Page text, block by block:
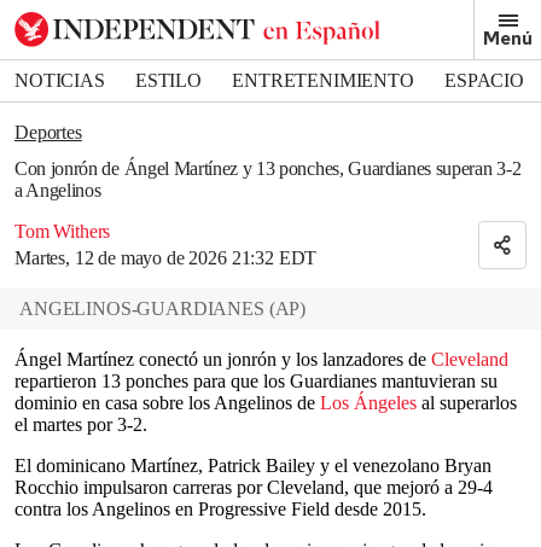
Menú
NOTICIAS ESTILO ENTRETENIMIENTO
ESPACIO
DEPORTES
Deportes
Con jonrón de Ángel Martínez y 13 ponches, Guardianes superan 3-2
a Angelinos
Tom Withers
Martes, 12 de mayo de 2026 21:32 EDT
Bookmark popover
Removed from bookmarks
Close popover
ANGELINOS-GUARDIANES (AP)
Ángel Martínez conectó un jonrón y los lanzadores de Cleveland
repartieron 13 ponches para que los Guardianes mantuvieran su
dominio en casa sobre los Angelinos de Los Ángeles al superarlos
el martes por 3-2.
El dominicano Martínez, Patrick Bailey y el venezolano Bryan
Rocchio impulsaron carreras por Cleveland, que mejoró a 29-4
contra los Angelinos en Progressive Field desde 2015.